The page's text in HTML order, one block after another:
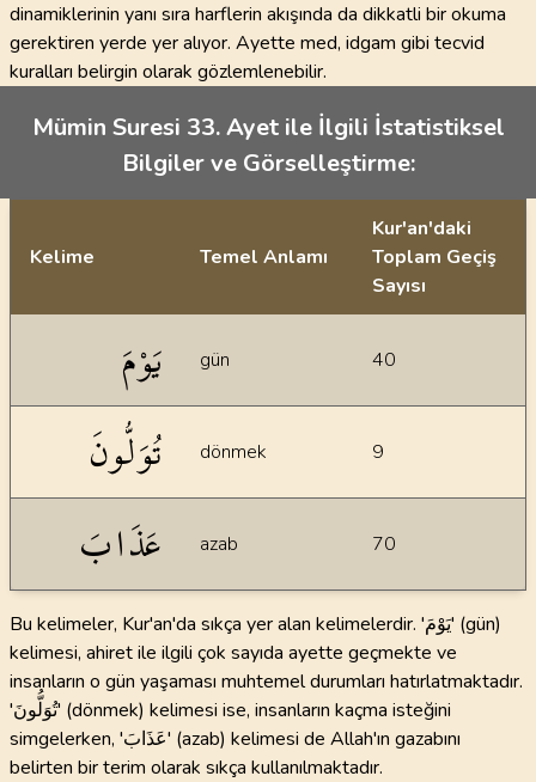
dinamiklerinin yanı sıra harflerin akışında da dikkatli bir okuma
gerektiren yerde yer alıyor. Ayette med, idgam gibi tecvid
kuralları belirgin olarak gözlemlenebilir.
Mümin Suresi 33. Ayet ile İlgili İstatistiksel
Bilgiler ve Görselleştirme:
Kelime Temel Anlamı
Kur'an'daki
Toplam Geçiş
Sayısı
يَوْمَ gün 40
تُوَلُّونَ dönmek 9
عَذَابَ azab 70
Bu kelimeler, Kur'an'da sıkça yer alan kelimelerdir. 'يَوْمَ' (gün)
kelimesi, ahiret ile ilgili çok sayıda ayette geçmekte ve
insanların o gün yaşaması muhtemel durumları hatırlatmaktadır.
'تُوَلُّونَ' (dönmek) kelimesi ise, insanların kaçma isteğini
simgelerken, 'عَذَابَ' (azab) kelimesi de Allah'ın gazabını
belirten bir terim olarak sıkça kullanılmaktadır.